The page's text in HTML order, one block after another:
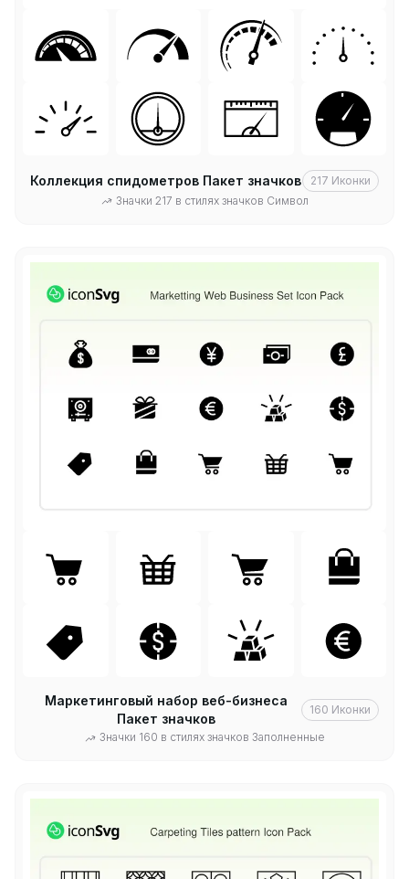
Коллекция спидометров Пакет значков 217 Иконки
Значки 217 в стилях значков Символ
Маркетинговый набор веб-бизнеса
Пакет значков
160 Иконки
Значки 160 в стилях значков Заполненные